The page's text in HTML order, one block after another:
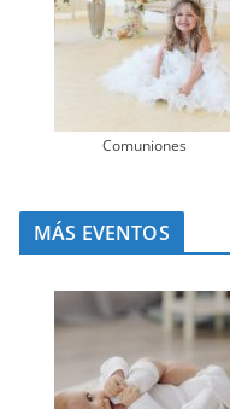
Comuniones
MÁS EVENTOS